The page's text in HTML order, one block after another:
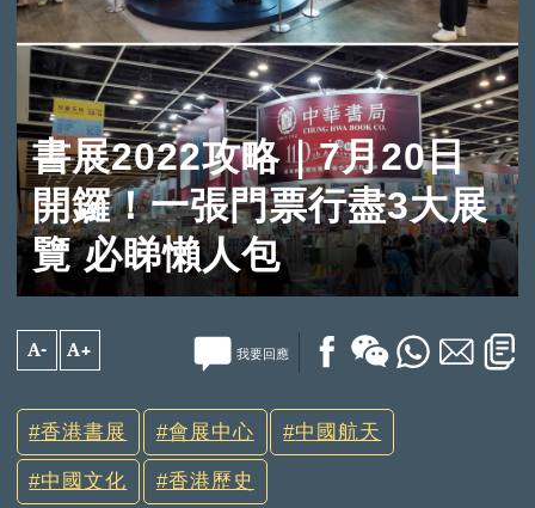
書展2022攻略｜7月20日
開鑼！一張門票行盡3大展
覽 必睇懶人包
A- A+ 我要回應
香港書展 會展中心 中國航天
中國文化 香港歷史